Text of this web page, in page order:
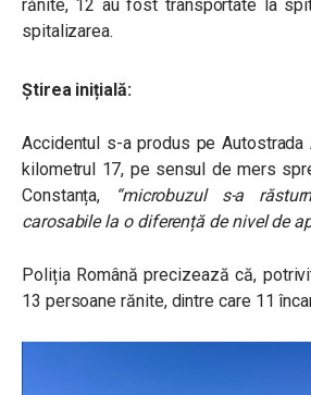
rănite, 12 au fost transportate la
spitalizarea.
Știrea inițială:
Accidentul s-a produs pe Autostrada
kilometrul 17, pe sensul de mers
Constanța,
“microbuzul s-a
carosabile la o diferență de nivel de
Poliția Română precizează că,
13 persoane rănite, dintre care 11